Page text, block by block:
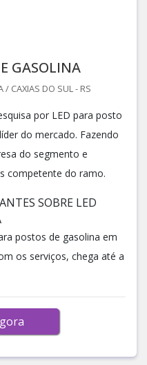
GASOLINA
/ CAXIAS DO SUL - RS
por LED para posto
do mercado. Fazendo
do segmento e
competente do ramo.
SOBRE LED
postos de gasolina em
os serviços, chega até a